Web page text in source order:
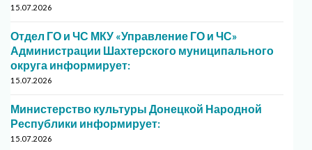
15.07.2026
Отдел ГО и ЧС МКУ «Управление ГО и ЧС»
Администрации Шахтерского муниципального
округа информирует:
15.07.2026
Министерство культуры Донецкой Народной
Республики информирует:
15.07.2026